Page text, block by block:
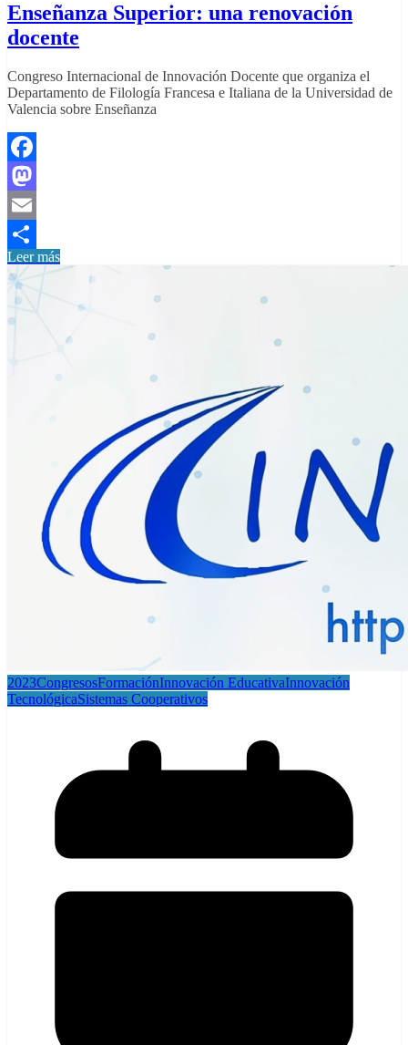
Enseñanza Superior: una renovación
docente
Congreso Internacional de Innovación Docente que organiza el
Departamento de Filología Francesa e Italiana de la Universidad de
Valencia sobre Enseñanza
Facebook
Mastodon
Email
Compartir
Leer más
2023CongresosFormaciónInnovación EducativaInnovación
TecnológicaSistemas Cooperativos